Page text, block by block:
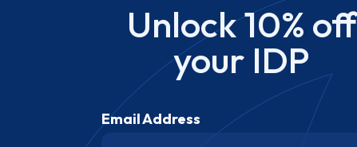
Unlock 10% off
your IDP
Email Address